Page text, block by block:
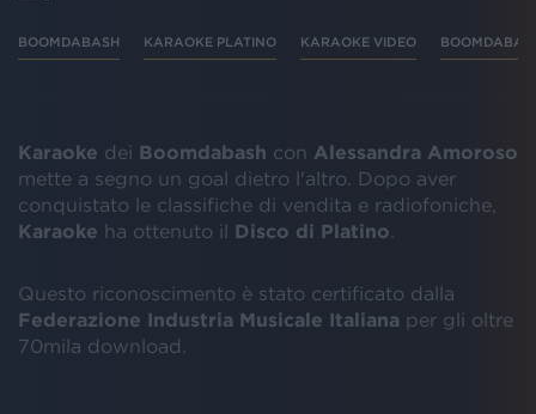
BOOMDABASH KARAOKE PLATINO KARAOKE VIDEO
Karaoke dei Boomdabash con Alessandra Amoroso
mette a segno un goal dietro l'altro. Dopo aver
conquistato le classifiche di vendita e radiofoniche,
Karaoke ha ottenuto il Disco di Platino
Questo riconoscimento è stato certificato dalla
Federazione Industria Musicale Italiana per gli oltre
70mila download.